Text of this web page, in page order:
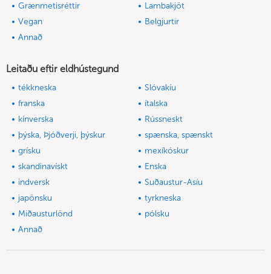
Grænmetisréttir
Lambakjöt
Vegan
Belgjurtir
Annað
Leitaðu eftir eldhústegund
tékkneska
Slóvakíu
franska
ítalska
kínverska
Rússneskt
þýska, Þjóðverji, þýskur
spænska, spænskt
grísku
mexíkóskur
skandinavískt
Enska
indversk
Suðaustur-Asíu
japönsku
tyrkneska
Miðausturlönd
pólsku
Annað